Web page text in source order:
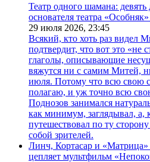
Театр одного шамана: девять
основателя театра
29 июля 2026, 23:45
Всякий, кто хоть раз видел
подтвердит, что вот это «не
глаголы, описывающие
вяжутся ни с самим Митей,
июля. Потому что всю свою
полагаю, и уж точно всю
Поднозов занимался
как минимум, заглядывал, а,
путешествовал по ту сторону
собой зрителей.
Линч, Кортасар и
цепляет мультфильм